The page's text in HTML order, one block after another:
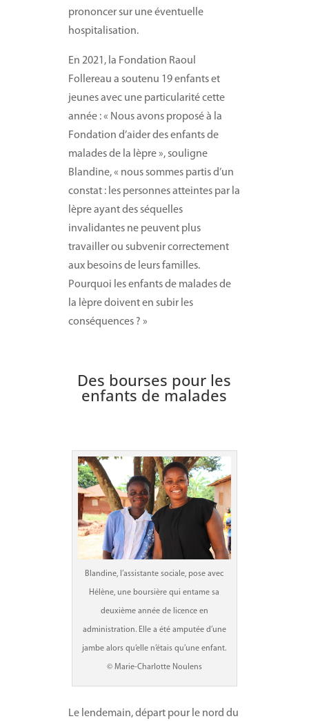
prononcer sur une éventuelle
hospitalisation.
En 2021, la Fondation Raoul
Follereau a soutenu 19 enfants et
jeunes avec une particularité cette
année : « Nous avons proposé à la
Fondation d’aider des enfants de
malades de la lèpre », souligne
Blandine, « nous sommes partis d’un
constat : les personnes atteintes par la
lèpre ayant des séquelles
invalidantes ne peuvent plus
travailler ou subvenir correctement
aux besoins de leurs familles.
Pourquoi les enfants de malades de
la lèpre doivent en subir les
conséquences ? »
Des bourses pour les
enfants de malades
Blandine, l’assistante sociale, pose avec
Hélène, une boursière qui entame sa
deuxième année de licence en
administration. Elle a été amputée d’une
jambe alors qu’elle n’étais qu’une enfant.
© Marie-Charlotte Noulens
Le lendemain, départ pour le nord du